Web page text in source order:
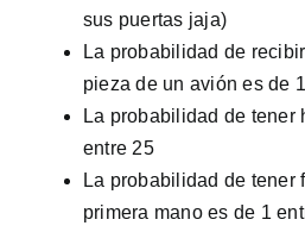
sus puertas jaja)
La probabilidad de
pieza de un avión es de
La probabilidad de tener
entre 25
La probabilidad de tener
primera mano es de 1